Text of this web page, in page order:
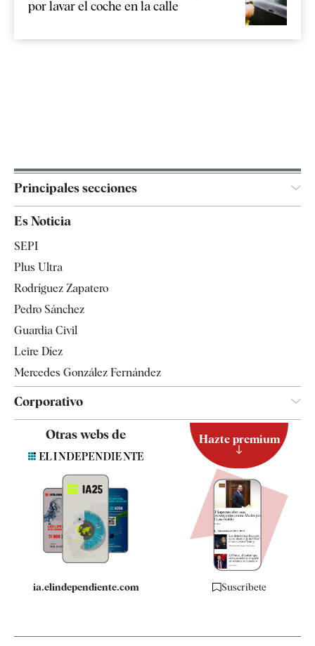
por lavar el coche en la calle
Principales secciones
Televisión
Es Noticia
SEPI
Plus Ultra
Rodríguez Zapatero
Pedro Sánchez
Guardia Civil
Leire Díez
Mercedes González Fernández
Corporativo
Quiénes somos
Especificaciones
Otras webs de
ia.elindependiente.com
Hazte premium
Suscríbete